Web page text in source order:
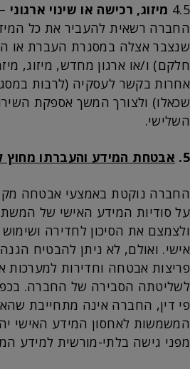
4.5 מיזוג, רכישה או שינוי ארגוני
החברה רשאית להעביר את כל
שנצבר אצלה במסגרת העברת או
חלקם) ו/או ארגון מחדש, מיזוג,
אחרות בקשר לעסקיה (לרבות
שכאלו) ולצורך המשך אספקת
השלישי.
5. אבטחת המידע והעברתו מחוץ
החברה נוקטת באמצעי אבטחה
על סודיות המידע האישי של
ולצמצם את הסיכון לחדירה
אישי. ואולם, לא ניתן להבטיח
פריצות אבטחה וחדירות למערכות
לשליטתה הסבירה של החברה.
פי דין, החברה אינה מתחייבת
המשמשות לאחסון המידע האישי
מפני גישה בלתי-מורשית למידע